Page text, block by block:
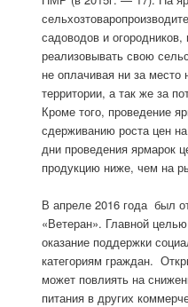
садоводов и
реализовывать свою
не оплачивая ни за место
территории, а так же за
Кроме того, проведение
сдерживанию роста цен
дни проведения ярмарок
продукцию ниже, чем на
В апреле 2016 года был
«Ветеран». Главной
оказание поддержки
категориям граждан.
может повлиять на
питания в других